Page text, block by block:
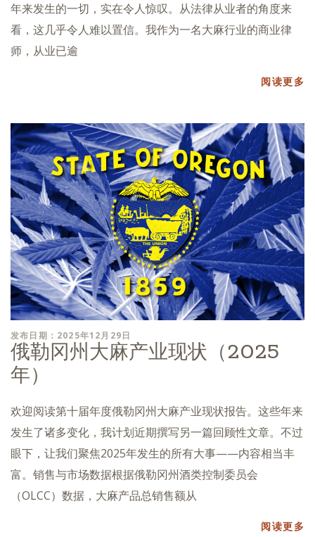
年来发生的一切，实在令人惊叹。从法律从业者的角度来
看，这几乎令人难以置信。我作为一名大麻行业的商业律
师，从业已逾
阅读更多
发布日期：2025年12月29日
俄勒冈州大麻产业现状（2025
年）
欢迎阅读第十届年度俄勒冈州大麻产业现状报告。这些年来
发生了诸多变化，我计划近期撰写另一篇回顾性文章。不过
眼下，让我们聚焦2025年发生的所有大事——内容相当丰
富。销售与市场数据根据俄勒冈州酒类控制委员会
（OLCC）数据，大麻产品总销售额从
阅读更多